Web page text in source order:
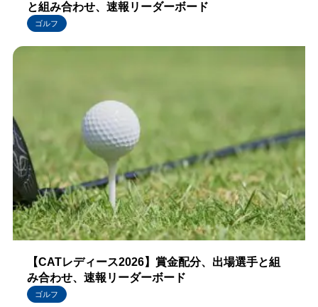
と組み合わせ、速報リーダーボード
ゴルフ
【CATレディース2026】賞金配分、出場選手と組
み合わせ、速報リーダーボード
ゴルフ